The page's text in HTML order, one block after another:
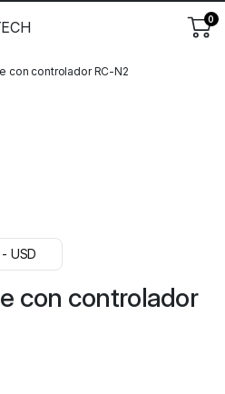
0
con controlador RC-N2
USD
con controlador